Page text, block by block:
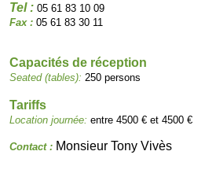
Tel : 05 61 83 10 09
Fax : 05 61 83 30 11
Capacités de réception
Seated (tables): 250 persons
Tariffs
Location journée: entre 4500 € et 4500 €
Contact : Monsieur Tony Vivès